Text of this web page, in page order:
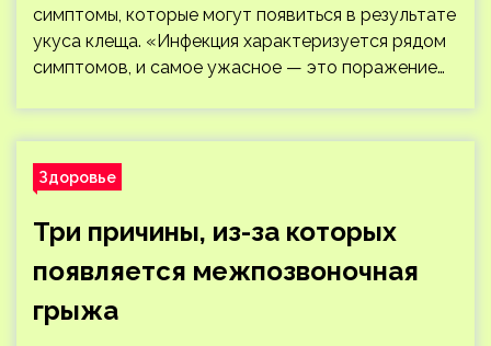
симптомы, которые могут появиться в результате
укуса клеща. «Инфекция характеризуется рядом
симптомов, и самое ужасное — это поражение…
Здоровье
Три причины, из-за которых
появляется межпозвоночная
грыжа